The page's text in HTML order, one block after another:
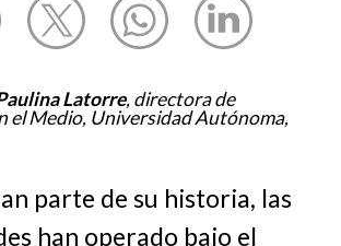
Latorre, directora de
el Medio, Universidad Autónoma,
parte de su historia, las
han operado bajo el